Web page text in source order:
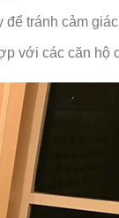
tránh cảm
với các căn hộ